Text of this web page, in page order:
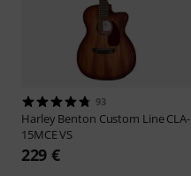
93
Harley Benton Custom Line CLA-
15MCE VS
229 €